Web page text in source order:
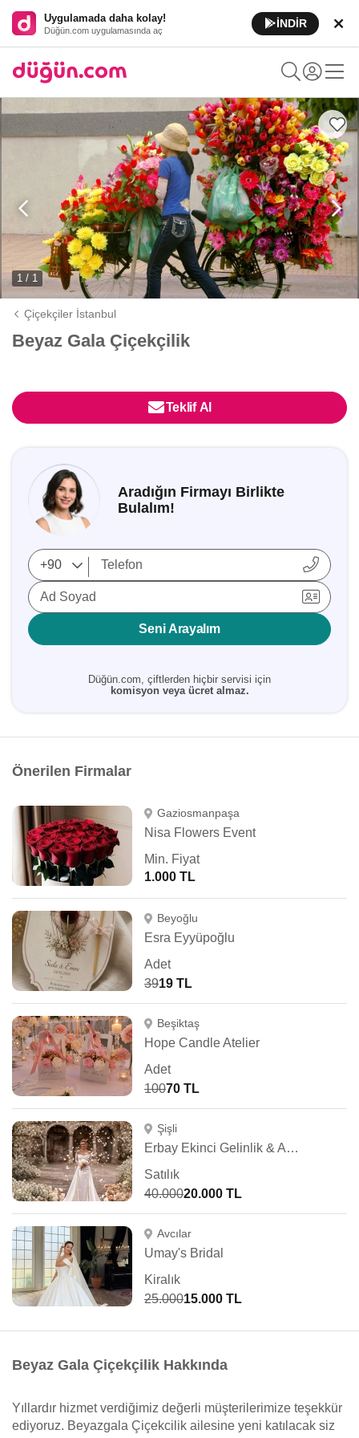
Uygulamada daha kolay!
Düğün.com uygulamasında aç
İNDİR
1 / 1
Çiçekçiler İstanbul
Beyaz Gala Çiçekçilik
Teklif Al
Aradığın Firmayı Birlikte
Bulalım!
Ad Soyad
Seni Arayalım
Düğün.com, çiftlerden hiçbir servisi için
komisyon veya ücret almaz.
Önerilen Firmalar
Gaziosmanpaşa
Nisa Flowers Event
Min. Fiyat
1.000 TL
Beyoğlu
Esra Eyyüpoğlu
Adet
3919 TL
Beşiktaş
Hope Candle Atelier
Adet
10070 TL
Şişli
Erbay Ekinci Gelinlik & Abiye
Satılık
40.00020.000 TL
Avcılar
Umay's Bridal
Kiralık
25.00015.000 TL
Beyaz Gala Çiçekçilik Hakkında
Yıllardır hizmet verdiğimiz değerli müşterilerimize teşekkür
ediyoruz. Beyazgala Çiçekcilik ailesine yeni katılacak siz